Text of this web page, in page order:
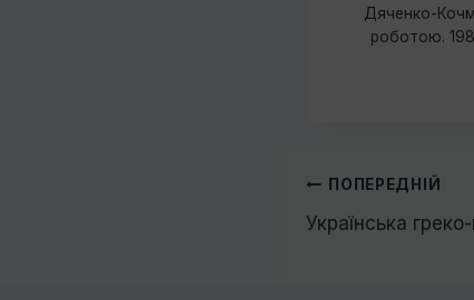
Дяченко-
роботою.
Навігація
записів
ПОПЕРЕДНІЙ
Українська